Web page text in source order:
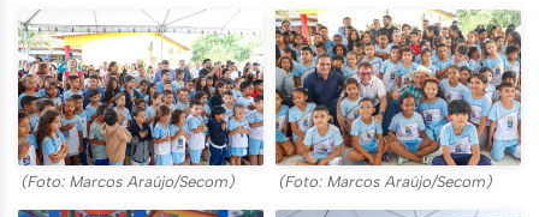
(Foto: Marcos Araújo/Secom) (Foto: Marcos Araújo/Secom)